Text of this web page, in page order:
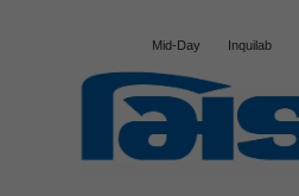
Mid-Day Inquilab